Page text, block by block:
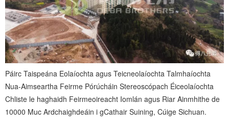
Páirc Taispeána Eolaíochta agus Teicneolaíochta Talmhaíochta
Nua-Aimseartha Feirme Pórúcháin Stereoscópach Éiceolaíochta
Chliste le haghaidh Feirmeoireacht Iomlán agus Riar Ainmhithe de
10000 Muc Ardchaighdeáin i gCathair Suining, Cúige Sichuan.